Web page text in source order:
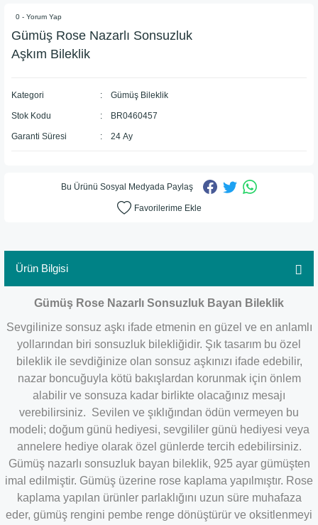
0 - Yorum Yap
Gümüş Rose Nazarlı Sonsuzluk
Aşkım Bileklik
Kategori Gümüş Bileklik
Stok Kodu BR0460457
Garanti Süresi 24 Ay
Bu Ürünü Sosyal Medyada Paylaş
Ürün Bilgisi
Gümüş Rose Nazarlı Sonsuzluk Bayan Bileklik
Sevgilinize sonsuz aşkı ifade etmenin en güzel ve en anlamlı
yollarından biri sonsuzluk bilekliğidir. Şık tasarım bu özel
bileklik ile sevdiğinize olan sonsuz aşkınızı ifade edebilir,
nazar boncuğuyla kötü bakışlardan korunmak için önlem
alabilir ve sonsuza kadar birlikte olacağınız mesajı
verebilirsiniz. Sevilen ve şıklığından ödün vermeyen bu
modeli; doğum günü hediyesi, sevgililer günü hediyesi veya
annelere hediye olarak özel günlerde tercih edebilirsiniz.
Gümüş nazarlı sonsuzluk bayan bileklik, 925 ayar gümüşten
imal edilmiştir. Gümüş üzerine rose kaplama yapılmıştır. Rose
kaplama yapılan ürünler parlaklığını uzun süre muhafaza
eder, gümüş rengini pembe renge dönüştürür ve oksitlenmeyi